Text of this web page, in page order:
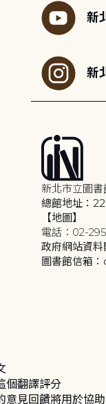
新
新
新北市立圖
總館地址：
【地圖】
電話：02-
政府網站資料
圖書館信箱
個翻譯評分
意見回饋將用於協